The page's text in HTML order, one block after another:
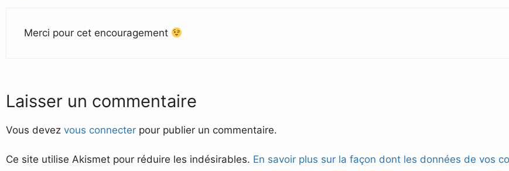
Merci pour cet encouragement
Laisser un commentaire
Vous devez vous connecter pour publier un commentaire.
Ce site utilise Akismet pour réduire les indésirables. En savoir plus sur la façon dont les données de vos